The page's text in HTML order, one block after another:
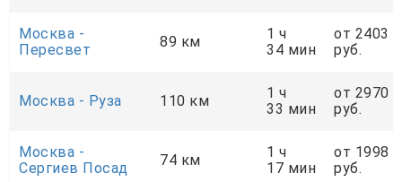
Москва -
Пересвет
89 км
1 ч
34 мин
от 2403
руб.
Москва - Руза 110 км
1 ч
33 мин
от 2970
руб.
Москва -
Сергиев Посад
74 км
1 ч
17 мин
от 1998
руб.